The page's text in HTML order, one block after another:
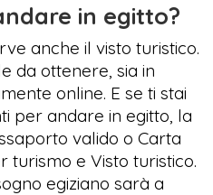
in egitto?
anche il visto turistico.
da ottenere, sia in
online. E se ti stai
per andare in egitto, la
valido o Carta
turismo e Visto turistico.
egiziano sarà a